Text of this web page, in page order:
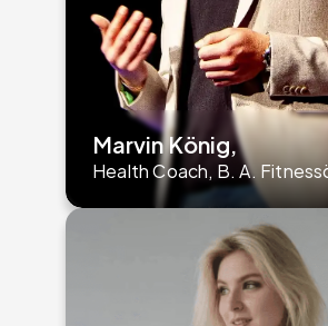
Marvin König,
Health Coach, B. A.